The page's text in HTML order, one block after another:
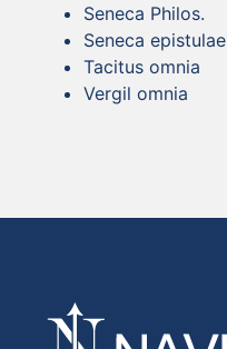
Seneca Philos.
Seneca epistulae
Tacitus omnia
Vergil omnia